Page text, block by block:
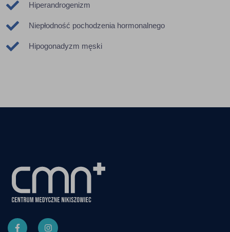
Hiperandrogenizm
Niepłodność pochodzenia hormonalnego
Hipogonadyzm męski